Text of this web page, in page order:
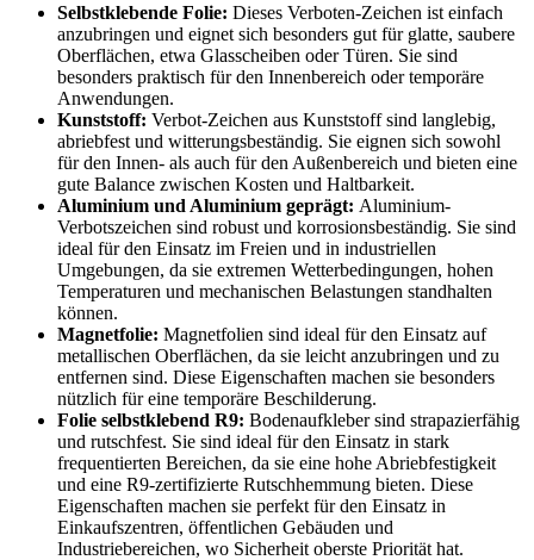
Selbstklebende Folie: Dieses Verboten-Zeichen ist einfach
anzubringen und eignet sich besonders gut für glatte, saubere
Oberflächen, etwa Glasscheiben oder Türen. Sie sind
besonders praktisch für den Innenbereich oder temporäre
Anwendungen.
Kunststoff: Verbot-Zeichen aus Kunststoff sind langlebig,
abriebfest und witterungsbeständig. Sie eignen sich sowohl
für den Innen- als auch für den Außenbereich und bieten eine
gute Balance zwischen Kosten und Haltbarkeit.
Aluminium und Aluminium geprägt: Aluminium-
Verbotszeichen sind robust und korrosionsbeständig. Sie sind
ideal für den Einsatz im Freien und in industriellen
Umgebungen, da sie extremen Wetterbedingungen, hohen
Temperaturen und mechanischen Belastungen standhalten
können.
Magnetfolie: Magnetfolien sind ideal für den Einsatz auf
metallischen Oberflächen, da sie leicht anzubringen und zu
entfernen sind. Diese Eigenschaften machen sie besonders
nützlich für eine temporäre Beschilderung.
Folie selbstklebend R9: Bodenaufkleber sind strapazierfähig
und rutschfest. Sie sind ideal für den Einsatz in stark
frequentierten Bereichen, da sie eine hohe Abriebfestigkeit
und eine R9-zertifizierte Rutschhemmung bieten. Diese
Eigenschaften machen sie perfekt für den Einsatz in
Einkaufszentren, öffentlichen Gebäuden und
Industriebereichen, wo Sicherheit oberste Priorität hat.